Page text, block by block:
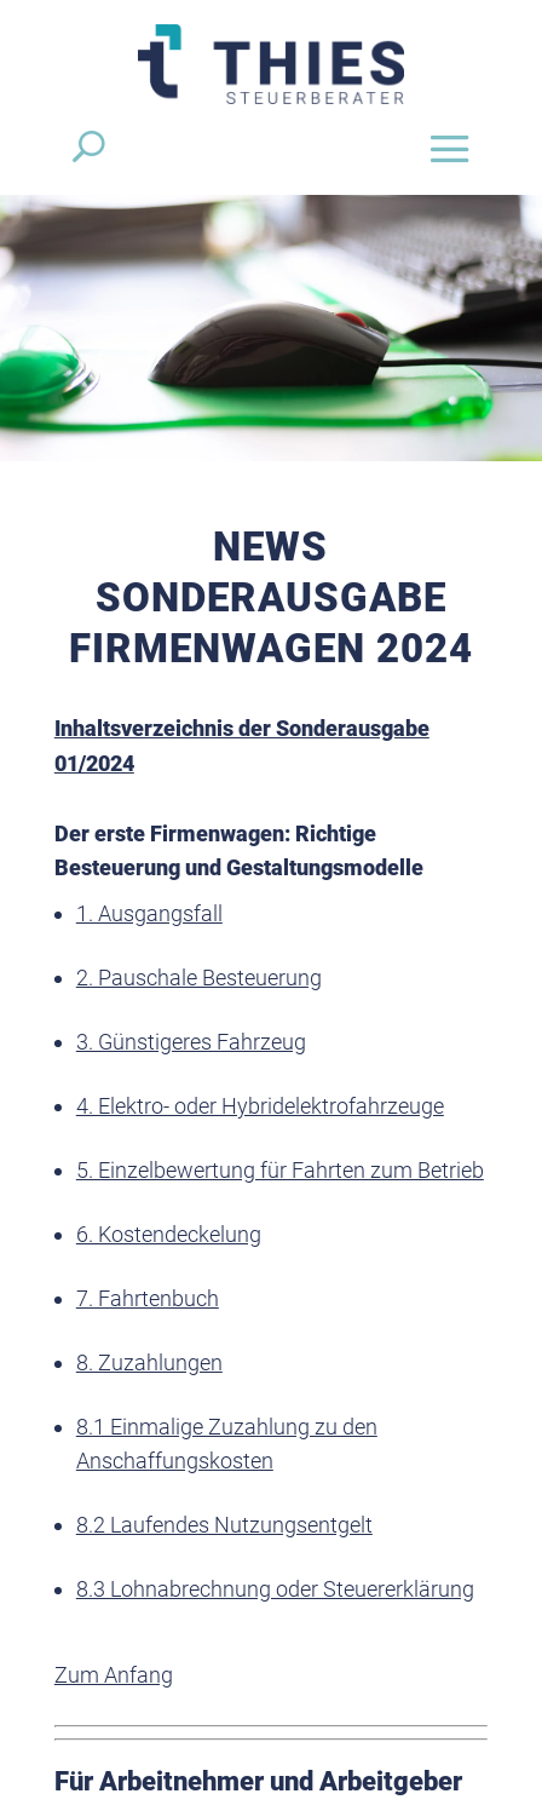
NEWS
SONDERAUSGABE
FIRMENWAGEN 2024
Inhaltsverzeichnis der Sonderausgabe
01/2024
Der erste Firmenwagen: Richtige
Besteuerung und Gestaltungsmodelle
1. Ausgangsfall
2. Pauschale Besteuerung
3. Günstigeres Fahrzeug
4. Elektro- oder Hybridelektrofahrzeuge
5. Einzelbewertung für Fahrten zum Betrieb
6. Kostendeckelung
7. Fahrtenbuch
8. Zuzahlungen
8.1 Einmalige Zuzahlung zu den
Anschaffungskosten
8.2 Laufendes Nutzungsentgelt
8.3 Lohnabrechnung oder Steuererklärung
Zum Anfang
Für Arbeitnehmer und Arbeitgeber